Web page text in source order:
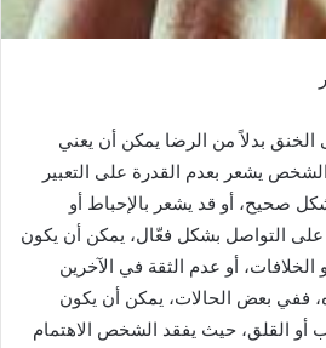
بدلاً من الرضا يمكن أن يعني
يشعر بعدم القدرة على التعبير
صحيح، أو قد يشعر بالإحباط أو
التواصل بشكل فعّال، يمكن أن يكون
الخلافات، أو عدم الثقة في الآخرين
ففي بعض الحالات، يمكن أن يكون
أو القلق، حيث يفقد الشخص الاهتمام